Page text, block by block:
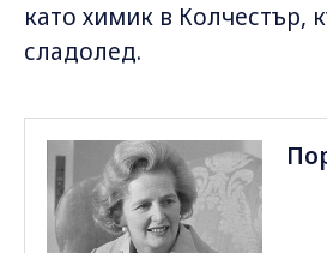
като химик в Колчестър,
сладолед.